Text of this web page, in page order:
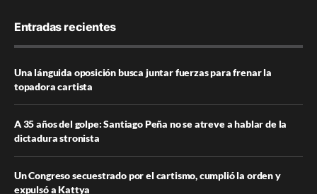
Entradas recientes
Una lánguida oposición busca juntar fuerzas para frenar la
topadora cartista
A 35 años del golpe: Santiago Peña no se atreve a hablar de la
dictadura stronista
Un Congreso secuestrado por el cartismo, cumplió la orden y
expulsó a Kattya